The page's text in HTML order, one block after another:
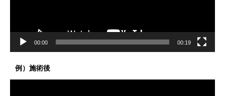
00:00 00:19
例）施術後